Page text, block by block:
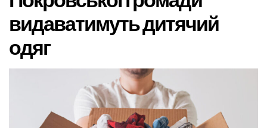
видаватимуть дитячий
одяг